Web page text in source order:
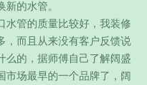
的水管。
水管的质量比较好，我装修
，而且从来没有客户反馈说
么的，据师傅自己了解阔盛
市场最早的一个品牌了，阔